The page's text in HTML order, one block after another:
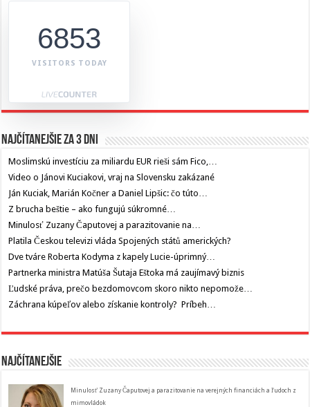
6853
VISITORS TODAY
Najčítanejšie za 3 dni
Moslimskú investíciu za miliardu EUR rieši sám Fico,…
Video o Jánovi Kuciakovi, vraj na Slovensku zakázané
Ján Kuciak, Marián Kočner a Daniel Lipšic: čo túto…
Z brucha beštie – ako fungujú súkromné…
Minulosť Zuzany Čaputovej a parazitovanie na…
Platila Českou televizi vláda Spojených států amerických?
Dve tváre Roberta Kodyma z kapely Lucie-úprimný…
Partnerka ministra Matúša Šutaja Eštoka má zaujímavý biznis
Ľudské práva, prečo bezdomovcom skoro nikto nepomože…
Záchrana kúpeľov alebo získanie kontroly? Príbeh…
Najčítanejšie
Minulosť Zuzany Čaputovej a parazitovanie na verejných financiách a ľudoch z
mimovládok